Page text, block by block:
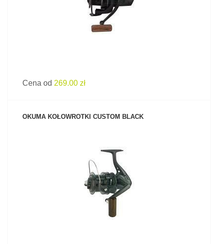
Cena od 269.00 zł
OKUMA KOŁOWROTKI CUSTOM BLACK
ZOBACZ PRODUKT